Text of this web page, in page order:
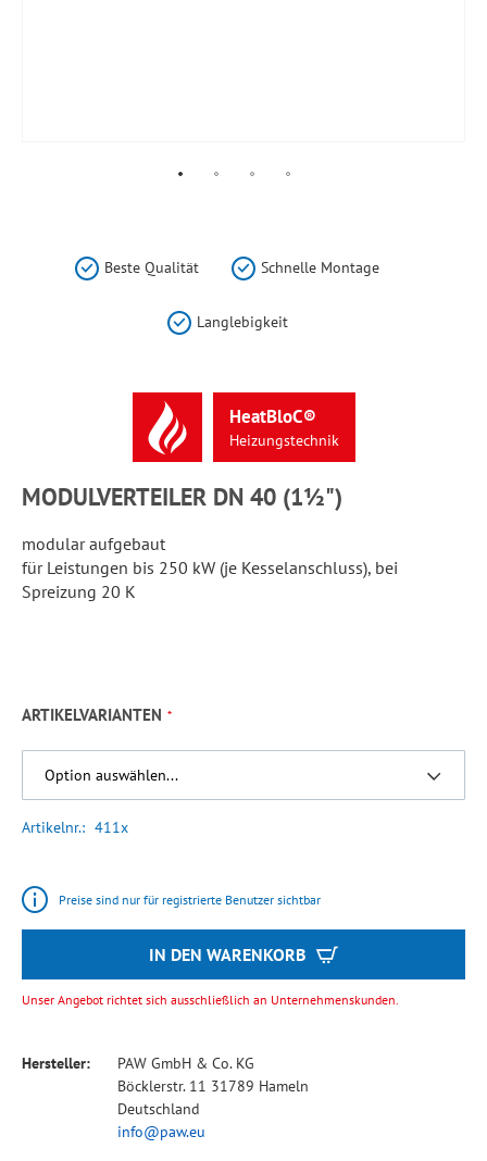
Beste Qualität Schnelle Montage
Langlebigkeit
HeatBloC®
Heizungstechnik
MODULVERTEILER DN 40 (1½")
modular aufgebaut
für Leistungen bis 250 kW (je Kesselanschluss), bei
Spreizung 20 K
ARTIKELVARIANTEN
Artikelnr. 411x
Preise sind nur für registrierte Benutzer sichtbar
IN DEN WARENKORB
Unser Angebot richtet sich ausschließlich an Unternehmenskunden.
Hersteller:
PAW GmbH & Co. KG
Böcklerstr. 11 31789 Hameln
Deutschland
info@paw.eu